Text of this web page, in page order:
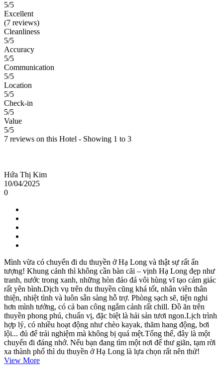
5/5
Excellent
(7 reviews)
Cleanliness
5/5
Accuracy
5/5
Communication
5/5
Location
5/5
Check-in
5/5
Value
5/5
7 reviews on this Hotel - Showing 1 to 3
Hứa Thị Kim
10/04/2025
0
Mình vừa có chuyến đi du thuyền ở Hạ Long và thật sự rất ấn
tượng! Khung cảnh thì không cần bàn cãi – vịnh Hạ Long đẹp như
tranh, nước trong xanh, những hòn đảo đá vôi hùng vĩ tạo cảm giác
rất yên bình.Dịch vụ trên du thuyền cũng khá tốt, nhân viên thân
thiện, nhiệt tình và luôn sẵn sàng hỗ trợ. Phòng sạch sẽ, tiện nghi
hơn mình tưởng, có cả ban công ngắm cảnh rất chill. Đồ ăn trên
thuyền phong phú, chuẩn vị, đặc biệt là hải sản tươi ngon.Lịch trình
hợp lý, có nhiều hoạt động như chèo kayak, thăm hang động, bơi
lội... đủ để trải nghiệm mà không bị quá mệt.Tổng thể, đây là một
chuyến đi đáng nhớ. Nếu bạn đang tìm một nơi để thư giãn, tạm rời
xa thành phố thì du thuyền ở Hạ Long là lựa chọn rất nên thử!
View More